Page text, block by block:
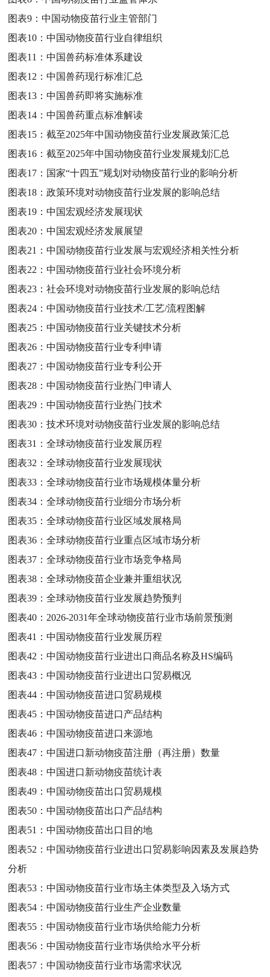
图表9：中国动物疫苗行业主管部门
图表10：中国动物疫苗行业自律组织
图表11：中国兽药标准体系建设
图表12：中国兽药现行标准汇总
图表13：中国兽药即将实施标准
图表14：中国兽药重点标准解读
图表15：截至2025年中国动物疫苗行业发展政策汇总
图表16：截至2025年中国动物疫苗行业发展规划汇总
图表17： 国家“十四五”规划对动物疫苗行业的影响分析
图表18：政策环境对动物疫苗行业发展的影响总结
图表19：中国宏观经济发展现状
图表20：中国宏观经济发展展望
图表21：中国动物疫苗行业发展与宏观经济相关性分析
图表22：中国动物疫苗行业社会环境分析
图表23：社会环境对动物疫苗行业发展的影响总结
图表24：中国动物疫苗行业技术/工艺/流程图解
图表25：中国动物疫苗行业关键技术分析
图表26：中国动物疫苗行业专利申请
图表27：中国动物疫苗行业专利公开
图表28：中国动物疫苗行业热门申请人
图表29：中国动物疫苗行业热门技术
图表30：技术环境对动物疫苗行业发展的影响总结
图表31：全球动物疫苗行业发展历程
图表32：全球动物疫苗行业发展现状
图表33：全球动物疫苗行业市场规模体量分析
图表34：全球动物疫苗行业细分市场分析
图表35：全球动物疫苗行业区域发展格局
图表36：全球动物疫苗行业重点区域市场分析
图表37：全球动物疫苗行业市场竞争格局
图表38：全球动物疫苗企业兼并重组状况
图表39：全球动物疫苗行业发展趋势预判
图表40： 2026-2031年全球动物疫苗行业市场前景预测
图表41：中国动物疫苗行业发展历程
图表42：中国动物疫苗行业进出口商品名称及HS编码
图表43：中国动物疫苗行业进出口贸易概况
图表44：中国动物疫苗进口贸易规模
图表45：中国动物疫苗进口产品结构
图表46：中国动物疫苗进口来源地
图表47：中国进口新动物疫苗注册（再注册）数量
图表48：中国进口新动物疫苗统计表
图表49：中国动物疫苗出口贸易规模
图表50：中国动物疫苗出口产品结构
图表51：中国动物疫苗出口目的地
图表52：中国动物疫苗行业进出口贸易影响因素及发展趋势
分析
图表53：中国动物疫苗行业市场主体类型及入场方式
图表54：中国动物疫苗行业生产企业数量
图表55：中国动物疫苗行业市场供给能力分析
图表56：中国动物疫苗行业市场供给水平分析
图表57：中国动物疫苗行业市场需求状况